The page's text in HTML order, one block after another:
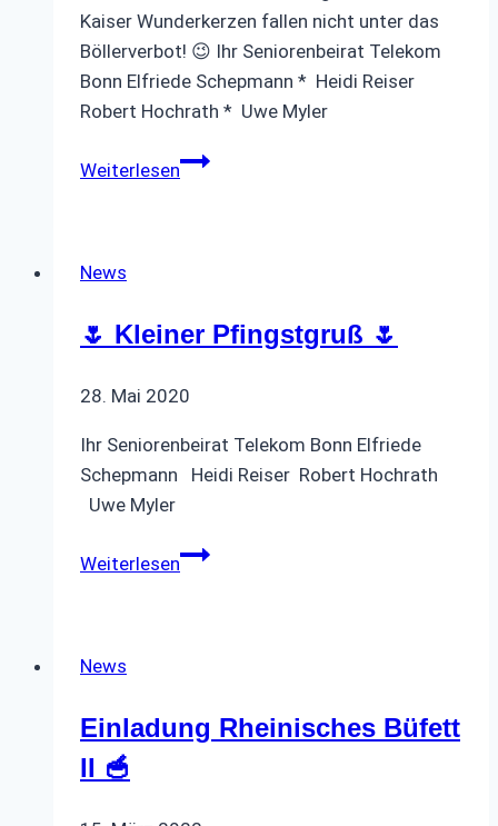
Kaiser Wunderkerzen fallen nicht unter das
Böllerverbot! 😉 Ihr Seniorenbeirat Telekom
Bonn Elfriede Schepmann * Heidi Reiser
Robert Hochrath * Uwe Myler
WeiterlesenWeihnachtsgruß
News
🌷 Kleiner Pfingstgruß 🌷
28. Mai 2020
Ihr Seniorenbeirat Telekom Bonn Elfriede
Schepmann Heidi Reiser Robert Hochrath
Uwe Myler
Weiterlesen🌷
News
Einladung Rheinisches Büfett
II 🥣